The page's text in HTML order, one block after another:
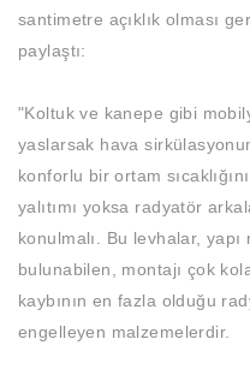
santimetre açıklık olması
paylaştı:
"Koltuk ve kanepe gibi
yaslarsak hava
konforlu bir ortam
yalıtımı yoksa radyatör
konulmalı. Bu levhalar,
bulunabilen, montajı çok
kaybının en fazla olduğu
engelleyen malzemelerdir.